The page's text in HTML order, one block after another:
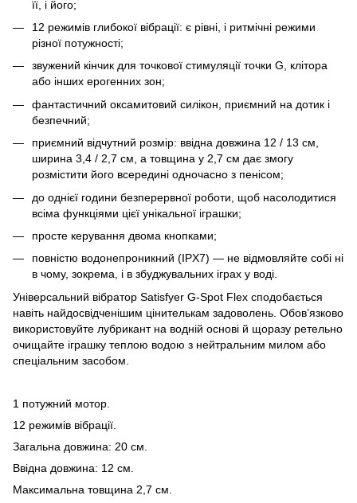
її, і його;
12 режимів глибокої вібрації: є рівні, і ритмічні режими
різної потужності;
звужений кінчик для точкової стимуляції точки G, клітора
або інших ерогенних зон;
фантастичний оксамитовий силікон, приємний на дотик і
безпечний;
приємний відчутний розмір: ввідна довжина 12 / 13 см,
ширина 3,4 / 2,7 см, а товщина у 2,7 см дає змогу
розмістити його всередині одночасно з пенісом;
до однієї години безперервної роботи, щоб насолодитися
всіма функціями цієї унікальної іграшки;
просте керування двома кнопками;
повністю водонепроникний (IPX7) — не відмовляйте собі ні
в чому, зокрема, і в збуджувальних іграх у воді.
Універсальний вібратор Satisfyer G-Spot Flex сподобається
навіть найдосвідченішим цінителькам задоволень. Обов’язково
використовуйте лубрикант на водній основі й щоразу ретельно
очищайте іграшку теплою водою з нейтральним милом або
спеціальним засобом.
1 потужний мотор.
12 режимів вібрації.
Загальна довжина: 20 см.
Ввідна довжина: 12 см.
Максимальна товщина 2,7 см.